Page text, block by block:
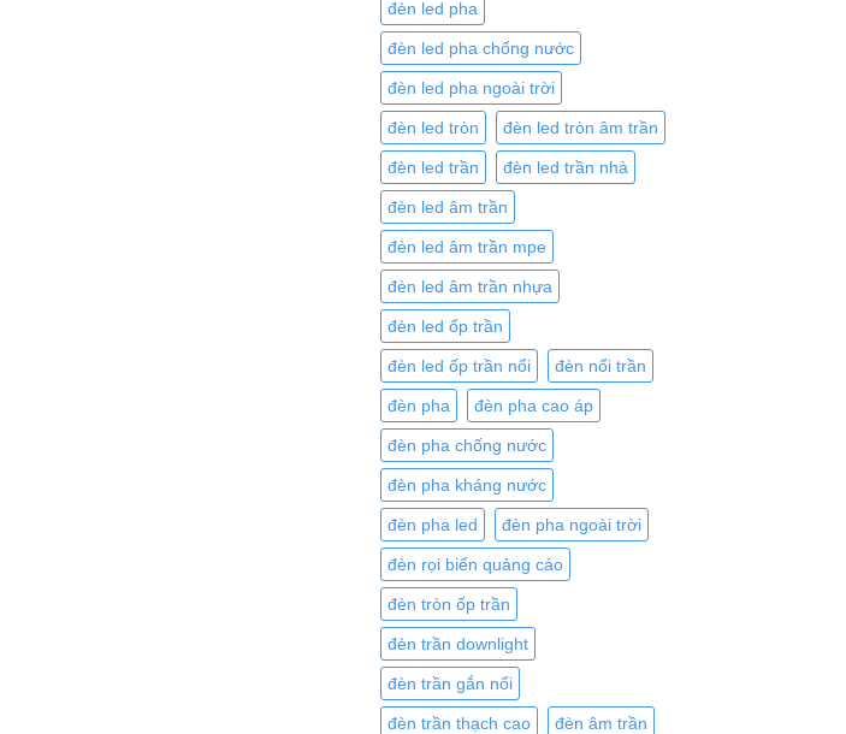
đèn led pha
đèn led pha chống nước
đèn led pha ngoài trời
đèn led tròn đèn led tròn âm trần
đèn led trần đèn led trần nhà
đèn led âm trần
đèn led âm trần mpe
đèn led âm trần nhựa
đèn led ốp trần
đèn led ốp trần nổi đèn nổi trần
đèn pha đèn pha cao áp
đèn pha chống nước
đèn pha kháng nước
đèn pha led đèn pha ngoài trời
đèn rọi biển quảng cáo
đèn tròn ốp trần
đèn trần downlight
đèn trần gắn nổi
đèn trần thạch cao đèn âm trần